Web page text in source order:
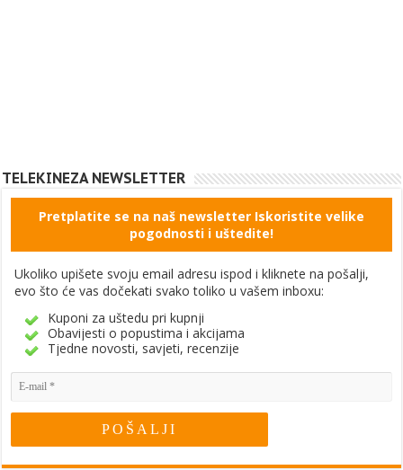
TELEKINEZA NEWSLETTER
Pretplatite se na naš newsletter Iskoristite velike
pogodnosti i uštedite!
Ukoliko upišete svoju email adresu ispod i kliknete na pošalji,
evo što će vas dočekati svako toliko u vašem inboxu:
Kuponi za uštedu pri kupnji
Obavijesti o popustima i akcijama
Tjedne novosti, savjeti, recenzije